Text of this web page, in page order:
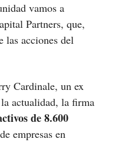
vamos a
Partners, que,
las acciones del
Cardinale, un ex
actualidad, la firma
de 8.600
empresas en